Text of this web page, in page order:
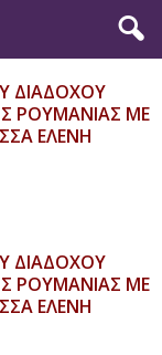
ΔΙΑΔΟΧΟΥ
ΡΟΥΜΑΝΙΑΣ ΜΕ
ΕΛΕΝΗ
ΔΙΑΔΟΧΟΥ
ΡΟΥΜΑΝΙΑΣ ΜΕ
ΕΛΕΝΗ